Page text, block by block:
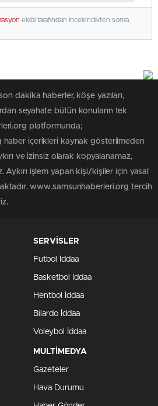
ekibi tarafından incelendikten sonra
dakika haberler, köşe yazıları,
seyahate bütün konuların tek
platformunda;
haber içerikleri kaynak gösterilmeden
ve izinsiz olarak kopyalanamaz,
Aykırı işlem yapan kişi/kişiler için yasal
www.samsunhaberleri.org tercih
SERVİSLER
Futbol İddaa
Basketbol İddaa
Hentbol İddaa
Bilardo İddaa
Voleybol İddaa
MULTİMEDYA
Gazeteler
Hava Durumu